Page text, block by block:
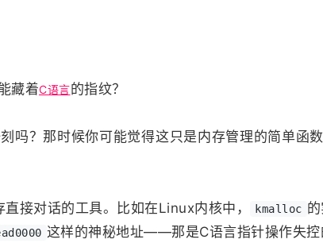
藏着C语言的指纹？
吗？那时候你可能觉得这只是内存管理的简单函
接对话的工具。比如在Linux内核中， kmalloc
这样的神秘地址——那是C语言指针操作失控